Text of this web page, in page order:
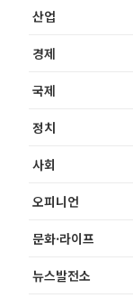
산업
경제
국제
정치
사회
오피니언
문화·라이프
뉴스발전소